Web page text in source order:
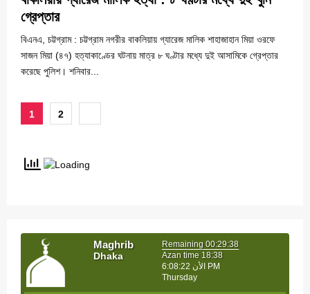
গ্রেপ্তার
বিএনএ, চট্টগ্রাম : চট্টগ্রাম নগরীর বাকলিয়ায় গ্যারেজ মালিক শাহাজাহান মিয়া ওরফে
সাজন মিয়া (৪৭) হত্যাকাণ্ডের ঘটনায় মাত্র ৮ ঘণ্টার মধ্যে দুই আসামিকে গ্রেপ্তার
করেছে পুলিশ। শনিবার...
Posts
1 2